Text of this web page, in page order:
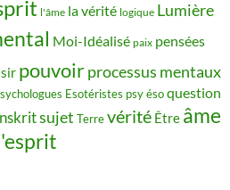
l'âme la vérité logique Lumière
Moi-Idéalisé paix pensées
pouvoirprocessus mentaux
Esotéristes psy ésoquestion
sujet Terrevérité Être âme